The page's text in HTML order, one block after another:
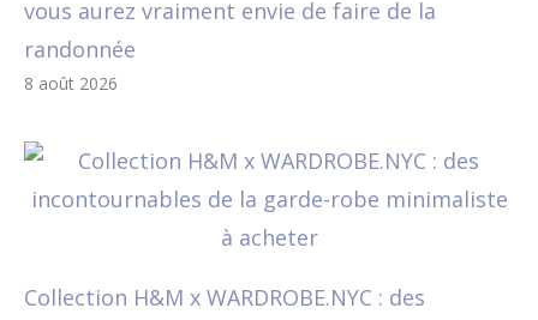
vous aurez vraiment envie de faire de la
randonnée
8 août 2026
Collection H&M x WARDROBE.NYC : des